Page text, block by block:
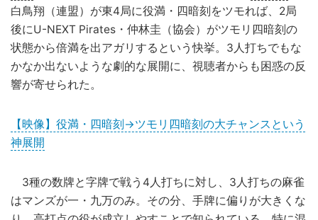
白鳥翔（連盟）が東4局に役満・四暗刻をツモれば、2局
後にU-NEXT Pirates・仲林圭（協会）がツモリ四暗刻の
状態から倍満を出アガリするという快挙。3人打ちでもな
かなか出ないような劇的な展開に、視聴者からも困惑の反
響が寄せられた。
【映像】役満・四暗刻→ツモリ四暗刻の大チャンスという
神展開
3種の数牌と字牌で戦う4人打ちに対し、3人打ちの麻雀
はマンズが一・九万のみ。その分、手牌に偏りが大きくな